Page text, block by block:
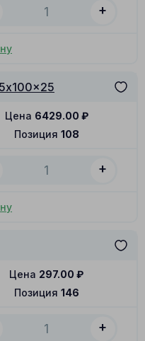
+
Позиция 108
Цена 6429.00 ₽
+
Позиция 146
Цена 297.00 ₽
+